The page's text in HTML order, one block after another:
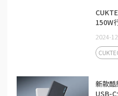
150W
2024-
新款
USB-